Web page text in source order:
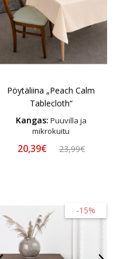
Pöytäliina „Peach Calm
Tablecloth“
Kangas: Puuvilla ja
mikrokuitu
20,39€ 23,99€
-15%